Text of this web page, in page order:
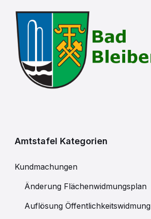
Amtstafel Kategorien
Kundmachungen
Änderung Flächenwidmungsplan
Auflösung Öffentlichkeitswidmung